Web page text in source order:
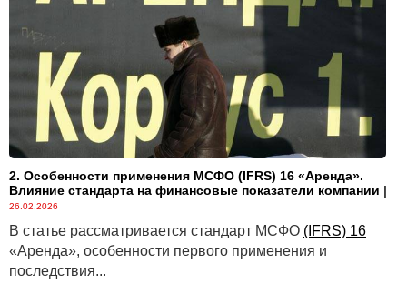
2. Особенности применения МСФО (IFRS) 16 «Аренда».
Влияние стандарта на финансовые показатели компании |
26.02.2026
В статье рассматривается стандарт МСФО (IFRS) 16
«Аренда», особенности первого применения и
последствия...